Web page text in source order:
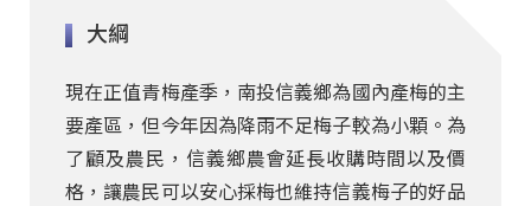
大綱
現在正值青梅產季，南投信義鄉為國內產梅的主
要產區，但今年因為降雨不足梅子較為小顆。為
了顧及農民，信義鄉農會延長收購時間以及價
格，讓農民可以安心採梅也維持信義梅子的好品